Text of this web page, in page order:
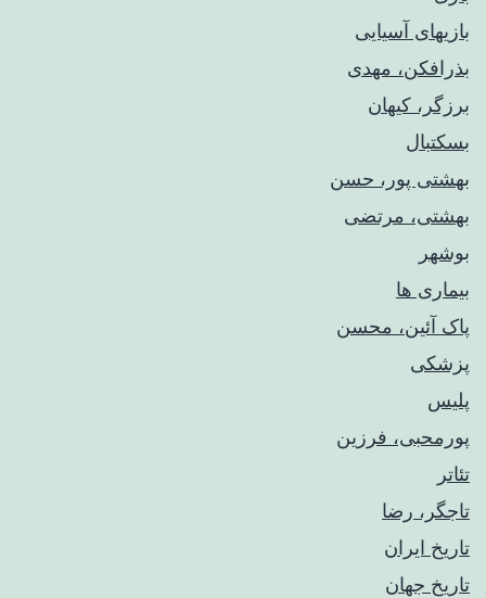
بازیهای آسیایی
بذرافکن، مهدی
برزگر، کیهان
بسکتبال
بهشتی پور، حسن
بهشتی، مرتضی
بوشهر
بیماری ها
پاک آئین، محسن
پزشکی
پلیس
پورمحبی، فرزین
تئاتر
تاجگر، رضا
تاریخ ایران
تاریخ جهان